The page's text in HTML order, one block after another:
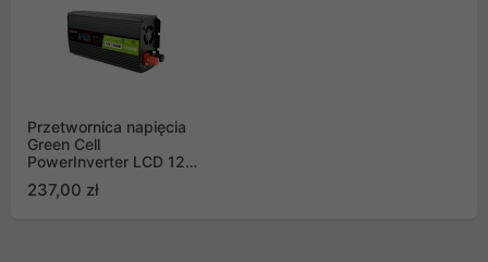
Przetwornica napięcia
Green Cell
PowerInverter LCD 12V
samochodowa z
237,00 zł